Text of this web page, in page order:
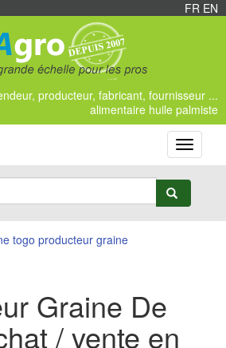
FR EN
producteur, fabricant, fournisseur ...
alimentaire huile palmiste
Toggle
togo producteur graine
Graine De
/ vente en